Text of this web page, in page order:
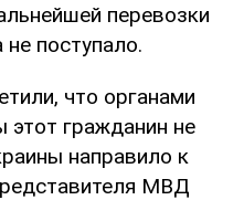
перевозки
поступало.
что органами
этот гражданин не
направило к
МВД